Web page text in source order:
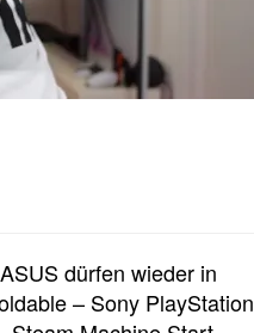
dürfen wieder in
– Sony PlayStation